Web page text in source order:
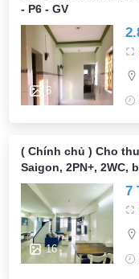
- P6 - GV
6
( Chính chủ ) Cho
Saigon, 2PN+, 2WC,
16
7